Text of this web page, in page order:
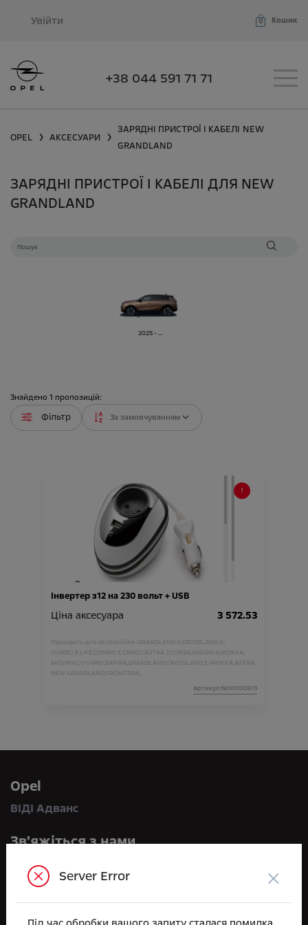
Увійти 0 Кошик
+38 044 591 71 71
OPEL ❯ АКСЕСУАРИ ❯
ЗАРЯДНІ ПРИСТРОЇ І КАБЕЛІ NEW
GRANDLAND
ЗАРЯДНІ ПРИСТРОЇ І КАБЕЛІ ДЛЯ NEW
GRANDLAND
2025 - ...
Знайдено 1 пропозицій:
Фільтр
Інвертер з12 на 230 вольт + USB
Ціна аксесуара 3 572.53
Підходить для автомобіля : GRANDLAND X; CROSSLAND X;
COMBO E LIFE; COMBO E CARGO; ASTRA J; CORSA; INSIGNIA; MOKKA;
MOVANO; VIVARO; ZAFIRA; GRANDLAND; CROSSLAND; E-MOKKA; ASTRA;
NEW GRANDLAND; FRONTERA;
Артикул:N00000813
Opel
ВІДІ Адванс
Зв'яжіться з нами
по телефону:
+38 044 591 71 71Server Error ×